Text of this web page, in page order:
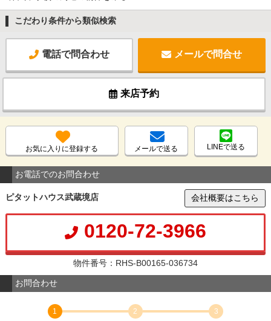
こだわり条件から類似検索
電話で問合わせ メールで問合せ
来店予約
お気に入りに登録する メールで送る LINEで送る
お電話でのお問合わせ
ピタットハウス武蔵境店 会社概要はこちら
0120-72-3966
物件番号：RHS-B00165-036734
お問合わせ
1
2
3